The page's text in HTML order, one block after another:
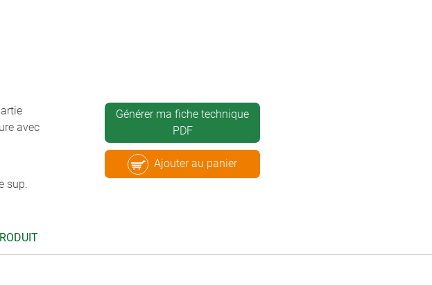
avec
sup.
Générer ma fiche technique
PDF
Ajouter au panier